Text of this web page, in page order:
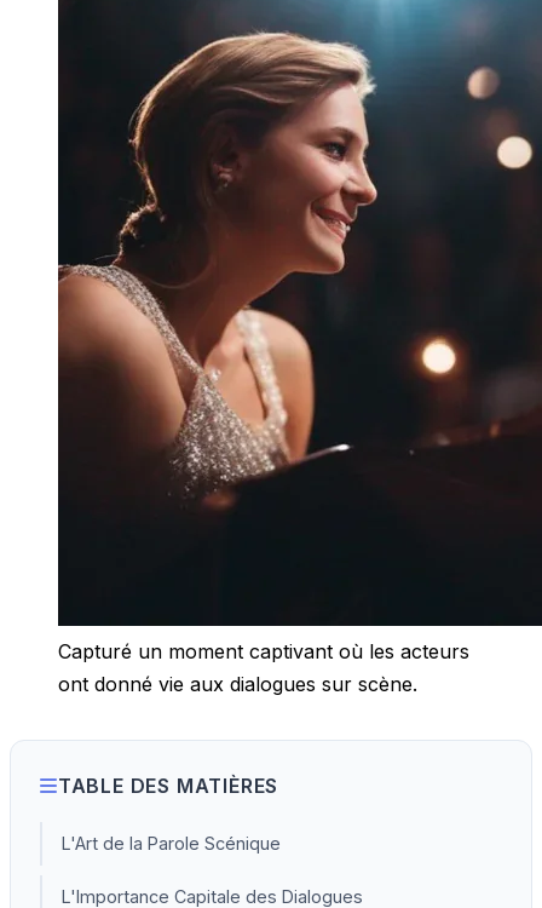
Capturé un moment captivant où les acteurs
ont donné vie aux dialogues sur scène.
TABLE DES MATIÈRES
L'Art de la Parole Scénique
L'Importance Capitale des Dialogues